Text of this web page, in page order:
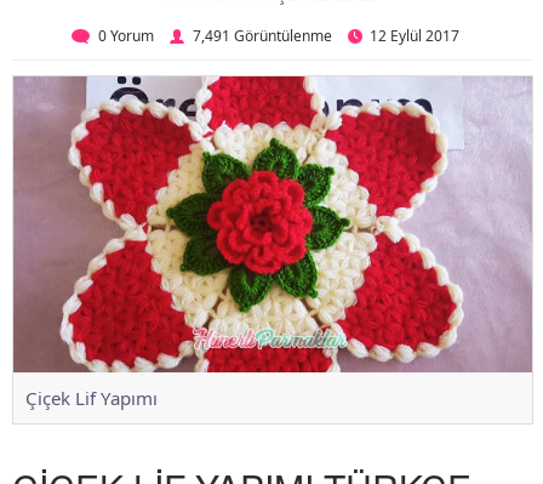
0 Yorum 7,491 Görüntülenme 12 Eylül 2017
Çiçek Lif Yapımı